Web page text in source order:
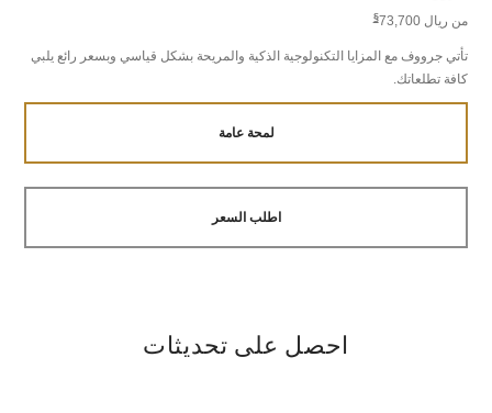
من ريال 73,700 §
تأتي جرووف مع المزايا التكنولوجية الذكية والمريحة بشكل قياسي وبسعر رائع يلبي
كافة تطلعاتك.
لمحة عامة
اطلب السعر
احصل على تحديثات